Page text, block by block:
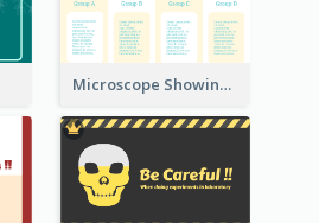
Microscope Showing Comparison